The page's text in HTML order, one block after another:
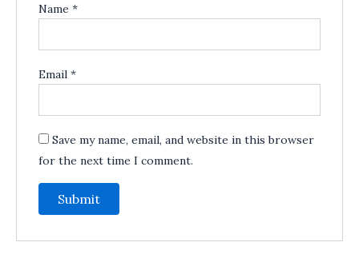
Name *
Email *
Save my name, email, and website in this browser
for the next time I comment.